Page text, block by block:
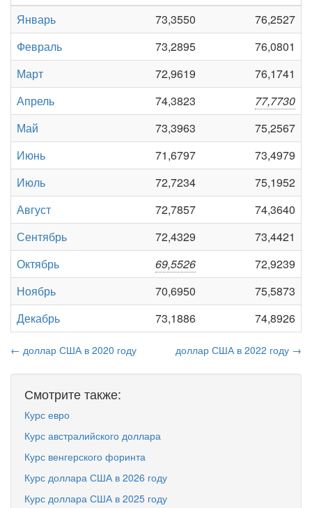
Январь 73,3550
76,2527
Февраль
73,2895
76,0801
Март
72,9619
76,1741
Апрель
74,3823
77,7730
Май
73,3963
75,2567
Июнь
71,6797
73,4979
Июль
72,7234
75,1952
Август
72,7857
74,3640
Сентябрь
72,4329
73,4421
Октябрь
69,5526
72,9239
Ноябрь
70,6950
75,5873
Декабрь
73,1886 74,8926
← доллар США в 2020 году доллар США в 2022 году →
Смотрите также:
Курс евро
Курс австралийского доллара
Курс венгерского форинта
Курс доллара США в 2026 году
Курс доллара США в 2025 году